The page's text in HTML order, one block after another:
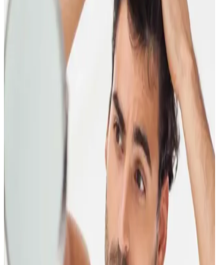
Doğal ve organik el sabunları, kimyasal içermeyen formülleriyle cilt
sağlığını korur ve çevreye duyarlıdır, güvenli ve sürdürülebilir
2024 Yılında En Popüler Saç Boyası Renkleri ve
Trendleri Rehberi
2024'te doğal ve metalik tonlar öne çıkarken, cesur renkler de
trendlerde. Sağlıklı ve kalıcı saç renkleri için öneriler ve bakım
Doğal Lip Balm Tavsiyeleri ve Dudak Bakımında
Doğal ve etkili lip balm'ler, dudakların nemini korur, çatlamayı önler
ve sağlıklı görünüm sağlar. İçeriğinde doğal yağlar ve bitkisel özler
bulunur, düzenli kullanım dudak sağlığını destekler.
Organik Saç Boyaları: Kimyasal İçeriksiz Doğal
Güzellik ve Saç Sağlığı İçin Tercih Edilen Ürünler
Organik saç boyaları, kimyasal içermeyen doğal içerikleriyle saç
sağlığını korur, çevre dostudur ve uzun vadede saçlara zarar vermez,
sağlıklı ve doğal görünüm sağlar.
Doğal İçerikli Saç Bakım Şampuanları: Saçlarınızı
Kimyasallardan Uzak Tutmanın Yolu